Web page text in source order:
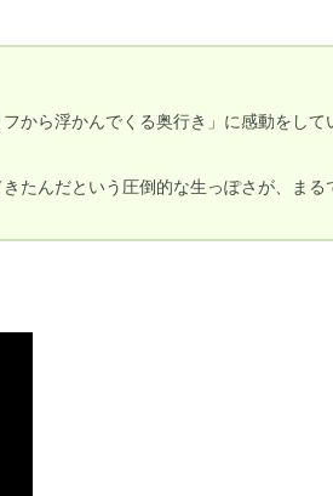
から浮かんでくる奥行き」に感動をして
たんだという圧倒的な生っぽさが、まる